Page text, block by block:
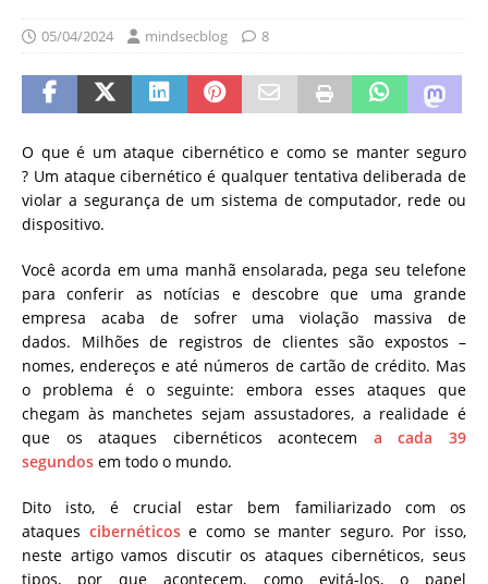
05/04/2024 mindsecblog 8
O que é um ataque cibernético e como se manter seguro
? Um ataque cibernético é qualquer tentativa deliberada de
violar a segurança de um sistema de computador, rede ou
dispositivo.
Você acorda em uma manhã ensolarada, pega seu telefone
para conferir as notícias e descobre que uma grande
empresa acaba de sofrer uma violação massiva de
dados. Milhões de registros de clientes são expostos –
nomes, endereços e até números de cartão de crédito. Mas
o problema é o seguinte: embora esses ataques que
chegam às manchetes sejam assustadores, a realidade é
que os ataques cibernéticos acontecem a cada 39
segundos em todo o mundo.
Dito isto, é crucial estar bem familiarizado com os
ataques cibernéticose como se manter seguro. Por isso,
neste artigo vamos discutir os ataques cibernéticos, seus
tipos, por que acontecem, como evitá-los, o papel